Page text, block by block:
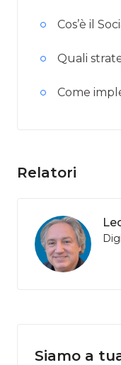
Cos’è il
Quali
Come
Relatori
Siamo a